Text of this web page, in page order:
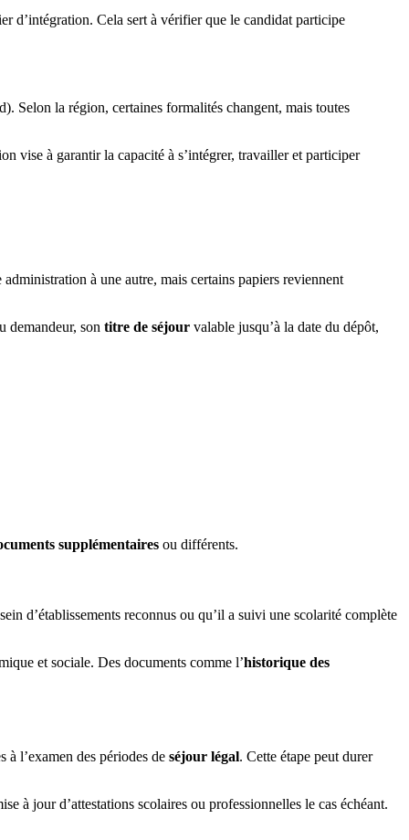
d’intégration. Cela sert à vérifier que le candidat participe
Selon la région, certaines formalités changent, mais toutes
vise à garantir la capacité à s’intégrer, travailler et participer
administration à une autre, mais certains papiers reviennent
demandeur, son titre de séjour valable jusqu’à la date du dépôt,
supplémentaires ou différents.
d’établissements reconnus ou qu’il a suivi une scolarité complète
et sociale. Des documents comme l’historique des
à l’examen des périodes de séjour légal. Cette étape peut durer
à jour d’attestations scolaires ou professionnelles le cas échéant.